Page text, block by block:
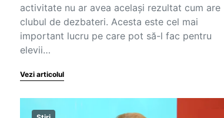
activitate nu ar avea același rezultat cum are
clubul de dezbateri. Acesta este cel mai
important lucru pe care pot să-l fac pentru
elevii…
Vezi articolul